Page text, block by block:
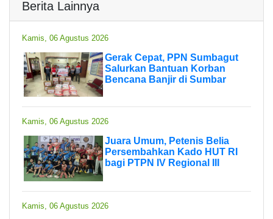
Berita Lainnya
Kamis, 06 Agustus 2026
Gerak Cepat, PPN Sumbagut
Salurkan Bantuan Korban
Bencana Banjir di Sumbar
Kamis, 06 Agustus 2026
Juara Umum, Petenis Belia
Persembahkan Kado HUT RI
bagi PTPN IV Regional III
Kamis, 06 Agustus 2026